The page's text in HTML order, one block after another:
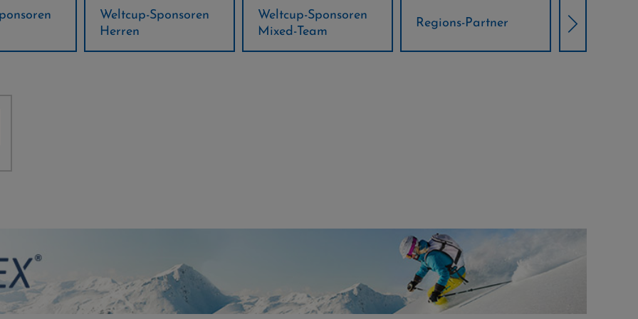
Weltcup-Sponsoren
Mixed-Team
Regions-Partner
Örtliche Weltcup-
Partner
Klima